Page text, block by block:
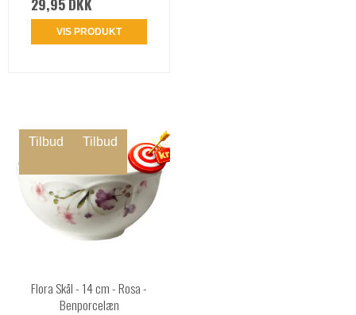
VIS PRODUKT
Tilbud Tilbud
Flora Skål - 14 cm - Rosa -
Benporcelæn